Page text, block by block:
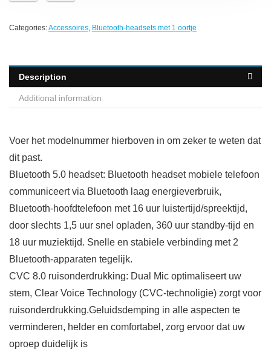
Categories:Accessoires, Bluetooth-headsets met 1 oortje
Description
Additional information
Voer het modelnummer hierboven in om zeker te weten dat
dit past.
Bluetooth 5.0 headset: Bluetooth headset mobiele telefoon
communiceert via Bluetooth laag energieverbruik,
Bluetooth-hoofdtelefoon met 16 uur luistertijd/spreektijd,
door slechts 1,5 uur snel opladen, 360 uur standby-tijd en
18 uur muziektijd. Snelle en stabiele verbinding met 2
Bluetooth-apparaten tegelijk.
CVC 8.0 ruisonderdrukking: Dual Mic optimaliseert uw
stem, Clear Voice Technology (CVC-technoligie) zorgt voor
ruisonderdrukking.Geluidsdemping in alle aspecten te
verminderen, helder en comfortabel, zorg ervoor dat uw
oproep duidelijk is